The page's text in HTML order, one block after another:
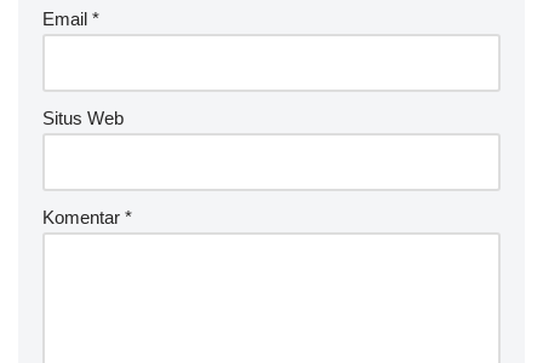
Email *
Situs Web
Komentar *
v